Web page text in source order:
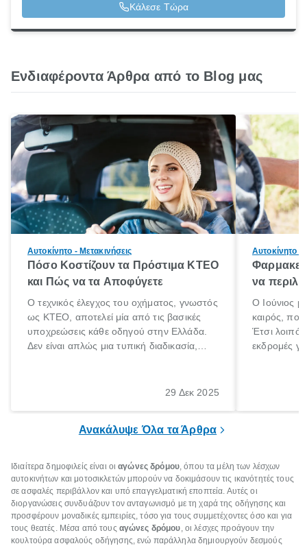
Κάλεσε Τώρα
Ενδιαφέροντα Άρθρα από το Blog μας
Αυτοκίνητο - Μετακινήσεις
Πόσο Κοστίζουν τα Πρόστιμα ΚΤΕΟ
και Πώς να τα Αποφύγετε
Ο τεχνικός έλεγχος του οχήματος, γνωστός
ως ΚΤΕΟ, αποτελεί μία από τις βασικές
υποχρεώσεις κάθε οδηγού στην Ελλάδα.
Δεν είναι απλώς μια τυπική διαδικασία,
οδηγών και του περιβάλλοντος. Ωστόσο,
29 Δεκ 2025
Αυτοκίνητο -
να
Ο Ιούνιος
καιρός, που
Έτσι
εκδρομές
Ανακάλυψε Όλα τα Άρθρα
Ιδιαίτερα δημοφιλείς είναι οιαγώνες δρόμου, όπου τα μέλη των λέσχων
αυτοκινήτων και μοτοσικλετών μπορούν να δοκιμάσουν τις ικανότητές τους
σε ασφαλές περιβάλλον και υπό επαγγελματική εποπτεία. Αυτές οι
διοργανώσεις συνδυάζουν τον ανταγωνισμό με τη χαρά της οδήγησης και
προσφέρουν μοναδικές εμπειρίες, τόσο για τους συμμετέχοντες όσο και για
τους θεατές. Μέσα από τους αγώνες δρόμου, οι λέσχες προάγουν την
κουλτούρα ασφαλούς οδήγησης, ενώ παράλληλα δημιουργούν δεσμούς